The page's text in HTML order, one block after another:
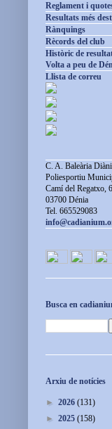
Reglament i
Resultats més
Rànquings
Rècords del club
Històric de
Volta a peu de
Llista de correu
C. A. Baleària
Poliesportiu
Camí del Regatxo, 6
03700 Dénia
Tel. 665529083
Busca en
Arxiu de notícies
► 2026 (131)
► 2025 (158)